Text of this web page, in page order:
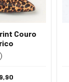
Couro